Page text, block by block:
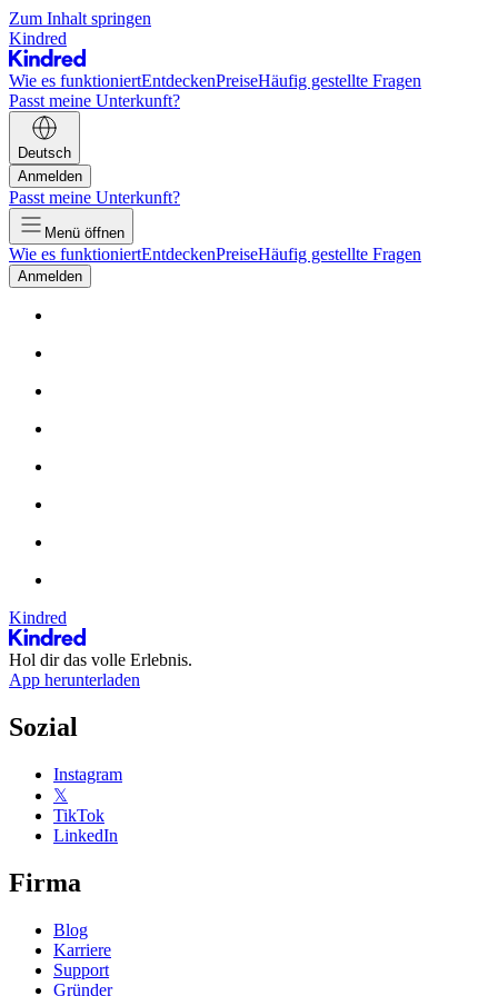
Zum Inhalt springen
Kindred
Wie es funktioniertEntdeckenPreiseHäufig gestellte Fragen
Passt meine Unterkunft?
Deutsch
Anmelden
Passt meine Unterkunft?
Menü öffnen
Wie es funktioniertEntdeckenPreiseHäufig gestellte Fragen
Anmelden
Kindred
Hol dir das volle Erlebnis.
App herunterladen
Sozial
Instagram
𝕏
TikTok
LinkedIn
Firma
Blog
Karriere
Support
Gründer